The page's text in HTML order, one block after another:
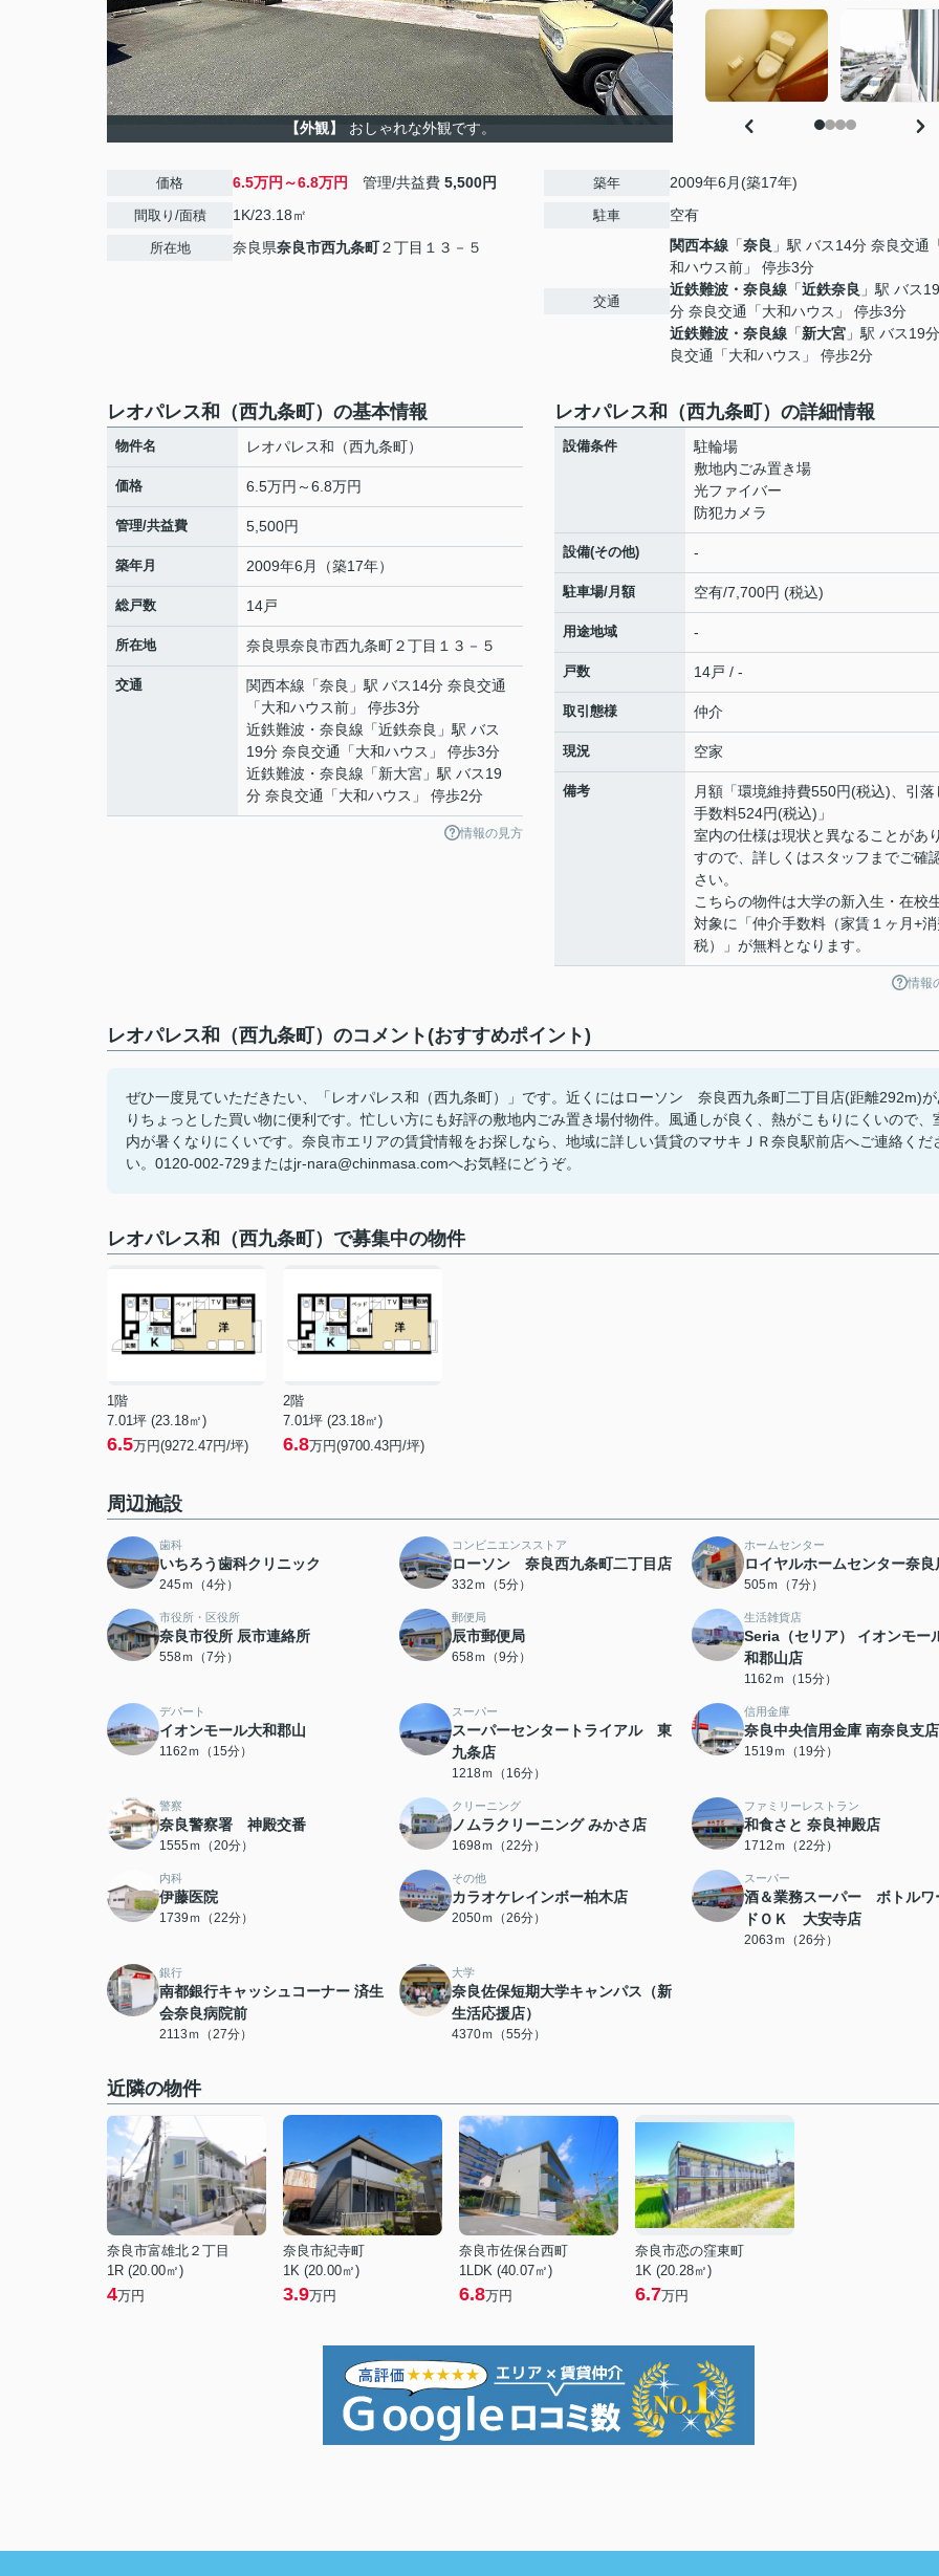
【外観】 おしゃれな外観です。
価格 6.5万円～6.8万円 管理/共益費 5,500円
間取り/面積 1K/23.18㎡
所在地 奈良県奈良市西九条町２丁目１３－５
築年 2009年6月(築17年)
駐車 空有
交通
関西本線 「奈良 」駅 バス14分 奈良交通
和ハウス前」 停歩3分
近鉄難波・奈良線 「近鉄奈良 」駅 バス19
分 奈良交通「大和ハウス」 停歩3分
近鉄難波・奈良線 「新大宮 」駅 バス19
良交通「大和ハウス」 停歩2分
レオパレス和（西九条町）の基本情報
物件名 レオパレス和（西九条町）
価格 6.5万円～6.8万円
管理/共益費 5,500円
築年月 2009年6月（築17年）
総戸数 14戸
所在地 奈良県奈良市西九条町２丁目１３－５
交通 関西本線 「奈良 」駅 バス14分 奈良交通
「大和ハウス前」 停歩3分
近鉄難波・奈良線 「近鉄奈良 」駅 バス
19分 奈良交通「大和ハウス」 停歩3分
近鉄難波・奈良線 「新大宮 」駅 バス19
分 奈良交通「大和ハウス」 停歩2分
情報の見方
レオパレス和（西九条町）の詳細情報
設備条件
駐輪場
敷地内ごみ置き場
光ファイバー
防犯カメラ
設備(その他) -
駐車場/月額 空有/7,700円 (税込)
用途地域 -
戸数 14戸 / -
取引態様 仲介
現況 空家
備考
月額「環境維持費550円(税込)、引落
手数料524円(税込)」
室内の仕様は現状と異なることがあ
すので、詳しくはスタッフまでご確
さい。
こちらの物件は大学の新入生・在校
対象に「仲介手数料（家賃１ヶ月+
税）」が無料となります。
情報
レオパレス和（西九条町）のコメント(おすすめポイント)
ぜひ一度見ていただきたい、「レオパレス和（西九条町）」です。近くにはローソン 奈良西九条町二丁目店(距離292m)
りちょっとした買い物に便利です。忙しい方にも好評の敷地内ごみ置き場付物件。風通しが良く、熱がこもりにくいので、
内が暑くなりにくいです。奈良市エリアの賃貸情報をお探しなら、地域に詳しい賃貸のマサキＪＲ奈良駅前店へご連絡くだ
い。0120-002-729またはjr-nara@chinmasa.comへお気軽にどうぞ。
レオパレス和（西九条町）で募集中の物件
1階
7.01坪 (23.18㎡)
6.5万円(9272.47円/坪)
2階
7.01坪 (23.18㎡)
6.8万円(9700.43円/坪)
周辺施設
歯科
いちろう歯科クリニック
245ｍ（4分）
コンビニエンスストア
ローソン 奈良西九条町二丁目店
332ｍ（5分）
ホームセンター
ロイヤルホームセンター奈良
505ｍ（7分）
市役所・区役所
奈良市役所 辰市連絡所
558ｍ（7分）
郵便局
辰市郵便局
658ｍ（9分）
生活雑貨店
Seria（セリア） イオンモー
和郡山店
1162ｍ（15分）
デパート
イオンモール大和郡山
1162ｍ（15分）
スーパー
スーパーセンタートライアル 東
九条店
1218ｍ（16分）
信用金庫
奈良中央信用金庫 南奈良支店
1519ｍ（19分）
警察
奈良警察署 神殿交番
1555ｍ（20分）
クリーニング
ノムラクリーニング みかさ店
1698ｍ（22分）
ファミリーレストラン
和食さと 奈良神殿店
1712ｍ（22分）
内科
伊藤医院
1739ｍ（22分）
その他
カラオケレインボー柏木店
2050ｍ（26分）
スーパー
酒＆業務スーパー ボトルワ
ドＯＫ 大安寺店
2063ｍ（26分）
銀行
南都銀行キャッシュコーナー 済生
会奈良病院前
2113ｍ（27分）
大学
奈良佐保短期大学キャンパス（新
生活応援店）
4370ｍ（55分）
近隣の物件
奈良市富雄北２丁目
1R (20.00㎡)
4万円
奈良市紀寺町
1K (20.00㎡)
3.9万円
奈良市佐保台西町
1LDK (40.07㎡)
6.8万円
奈良市恋の窪東町
1K (20.28㎡)
6.7万円